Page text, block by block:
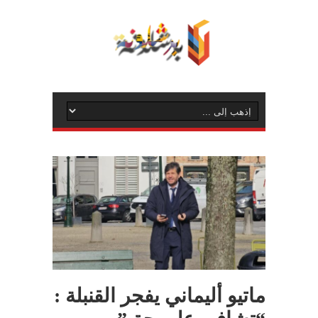
ماتيو أليماني يفجر القنبلة :